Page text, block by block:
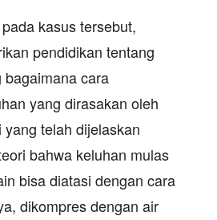
kasus tersebut,
pendidikan tentang
bagaimana cara
yang dirasakan oleh
telah dijelaskan
bahwa keluhan mulas
bisa diatasi dengan cara
dikompres dengan air